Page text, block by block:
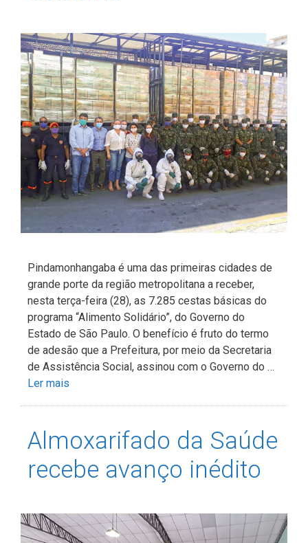
Pindamonhangaba é uma das primeiras cidades de
grande porte da região metropolitana a receber,
nesta terça-feira (28), as 7.285 cestas básicas do
programa “Alimento Solidário”, do Governo do
Estado de São Paulo. O benefício é fruto do termo
de adesão que a Prefeitura, por meio da Secretaria
de Assistência Social, assinou com o Governo do …
Ler mais
Almoxarifado da Saúde
recebe avanço inédito